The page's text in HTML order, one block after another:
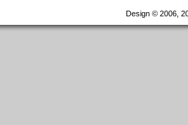
Design © 2006,